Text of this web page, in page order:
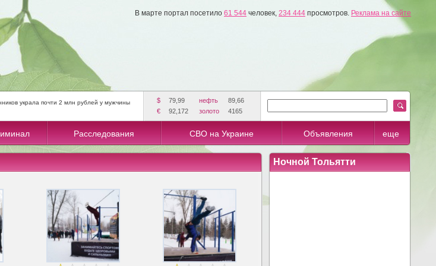
В марте портал посетило 61 544 человек, 234 444 просмотров. Реклама на сайте
украла почти 2 млн рублей у мужчины
$ 79,99 нефть
89,66
€
92,172 золото 4165
Расследования СВО на Украине Объявления еще
Ночной Тольятти